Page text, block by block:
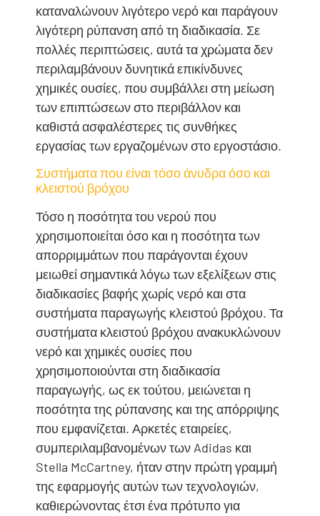
καταναλώνουν λιγότερο νερό και παράγουν
λιγότερη ρύπανση από τη διαδικασία. Σε
πολλές περιπτώσεις, αυτά τα χρώματα δεν
περιλαμβάνουν δυνητικά επικίνδυνες
χημικές ουσίες, που συμβάλλει στη μείωση
των επιπτώσεων στο περιβάλλον και
καθιστά ασφαλέστερες τις συνθήκες
εργασίας των εργαζομένων στο εργοστάσιο.
Συστήματα που είναι τόσο άνυδρα όσο και
κλειστού βρόχου
Τόσο η ποσότητα του νερού που
χρησιμοποιείται όσο και η ποσότητα των
απορριμμάτων που παράγονται έχουν
μειωθεί σημαντικά λόγω των εξελίξεων στις
διαδικασίες βαφής χωρίς νερό και στα
συστήματα παραγωγής κλειστού βρόχου. Τα
συστήματα κλειστού βρόχου ανακυκλώνουν
νερό και χημικές ουσίες που
χρησιμοποιούνται στη διαδικασία
παραγωγής, ως εκ τούτου, μειώνεται η
ποσότητα της ρύπανσης και της απόρριψης
που εμφανίζεται. Αρκετές εταιρείες,
συμπεριλαμβανομένων των Adidas και
Stella McCartney, ήταν στην πρώτη γραμμή
της εφαρμογής αυτών των τεχνολογιών,
καθιερώνοντας έτσι ένα πρότυπο για